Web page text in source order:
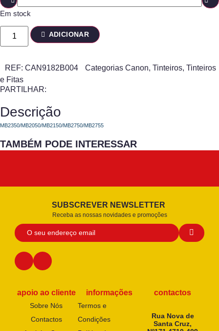
Em stock
ADICIONAR
REF: CAN9182B004 Categorias Canon, Tinteiros, Tinteiros
e Fitas
PARTILHAR:
Descrição
MB2350/MB2050/MB2150/MB2750/MB2755
TAMBÉM PODE INTERESSAR
SUBSCREVER NEWSLETTER
Receba as nossas novidades e promoções
apoio ao cliente
Sobre Nós
Contactos
informações
Termos e
Condições
contactos
Rua Nova de
Santa Cruz,